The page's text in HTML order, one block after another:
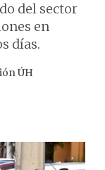
del sector
en
días.
ÚH